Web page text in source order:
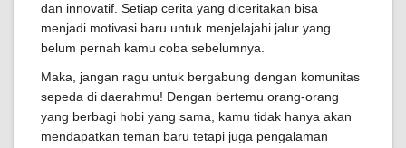
dan innovatif. Setiap cerita yang diceritakan bisa
menjadi motivasi baru untuk menjelajahi jalur yang
belum pernah kamu coba sebelumnya.
Maka, jangan ragu untuk bergabung dengan komunitas
sepeda di daerahmu! Dengan bertemu orang-orang
yang berbagi hobi yang sama, kamu tidak hanya akan
mendapatkan teman baru tetapi juga pengalaman